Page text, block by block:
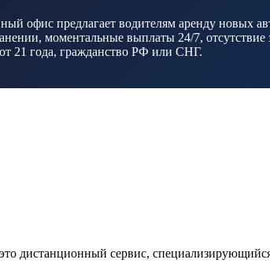
офис предлагает водителям аренду новых
моментальные выплаты 24/7,
21 года, гражданство РФ или СНГ.
дистанционный сервис,